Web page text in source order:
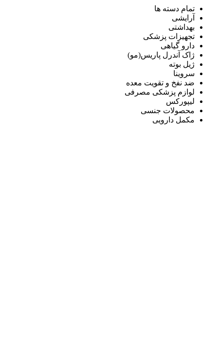
تمام دسته ها
آرایشی
بهداشتی
تجهیزات پزشکی
دارو گیاهی
ژاک آندرل پاریس(مو)
ژیل بوته
سروینا
ضد نفخ و تقویت معده
لوازم پزشکی مصرفی
لیپورکس
محصولات جنسی
مکمل دارویی